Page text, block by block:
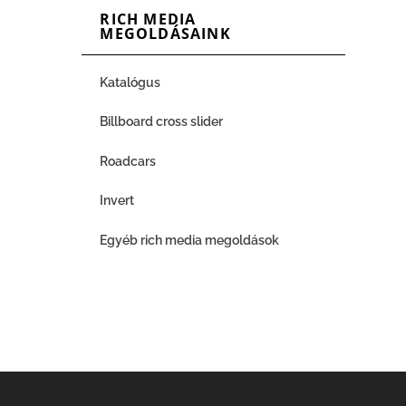
RICH MEDIA
MEGOLDÁSAINK
Katalógus
Billboard cross slider
Roadcars
Invert
Egyéb rich media megoldások